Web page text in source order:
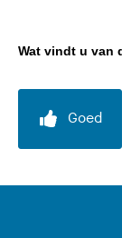
Wat vindt u van
Goed